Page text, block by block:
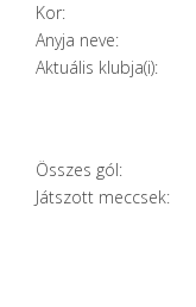
Kor:
Anyja neve:
Aktuális klubja(i):
Összes gól:
Játszott meccsek: